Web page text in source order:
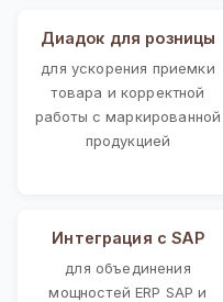
Диадок для розницы
для ускорения приемки
товара и корректной
работы с маркированной
продукцией
Интеграция с SAP
для объединения
мощностей ERP SAP и